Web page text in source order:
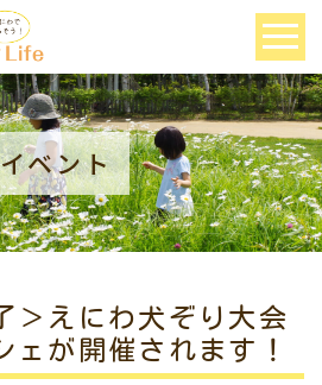
イベント
＞えにわ犬ぞり大会
ェが開催されます！